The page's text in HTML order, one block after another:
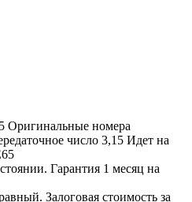
Оригинальные номера
число 3,15 Идет на
Гарантия 1 месяц на
Залоговая стоимость за